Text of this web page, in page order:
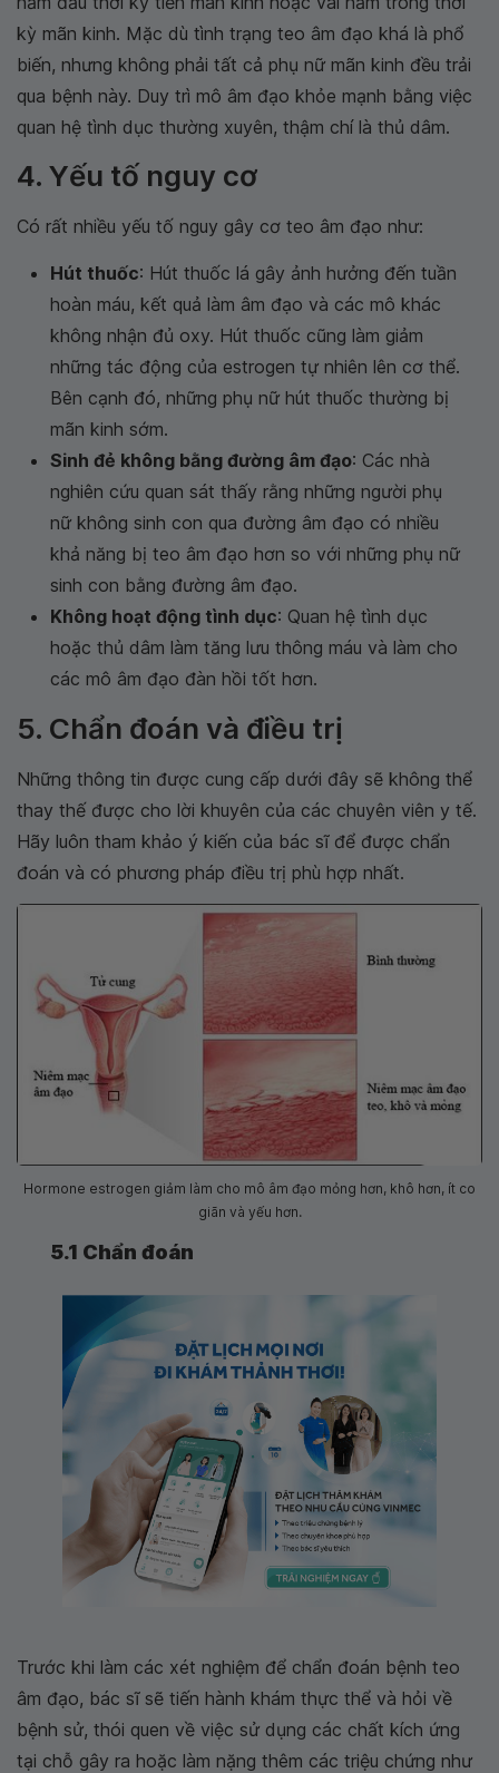
kỳ mãn kinh. Mặc dù tình trạng teo âm đạo khá là phổ
biến, nhưng không phải tất cả phụ nữ mãn kinh đều trải
qua bệnh này. Duy trì mô âm đạo khỏe mạnh bằng việc
quan hệ tình dục thường xuyên, thậm chí là thủ dâm.
4. Yếu tố nguy cơ
Có rất nhiều yếu tố nguy gây cơ teo âm đạo như:
Hút thuốc: Hút thuốc lá gây ảnh hưởng đến tuần
hoàn máu, kết quả làm âm đạo và các mô khác
không nhận đủ oxy. Hút thuốc cũng làm giảm
những tác động của estrogen tự nhiên lên cơ thể.
Bên cạnh đó, những phụ nữ hút thuốc thường bị
mãn kinh sớm.
Sinh đẻ không bằng đường âm đạo: Các nhà
nghiên cứu quan sát thấy rằng những người phụ
nữ không sinh con qua đường âm đạo có nhiều
khả năng bị teo âm đạo hơn so với những phụ nữ
sinh con bằng đường âm đạo.
Không hoạt động tình dục: Quan hệ tình dục
hoặc thủ dâm làm tăng lưu thông máu và làm cho
các mô âm đạo đàn hồi tốt hơn.
5. Chẩn đoán và điều trị
Những thông tin được cung cấp dưới đây sẽ không thể
thay thế được cho lời khuyên của các chuyên viên y tế.
Hãy luôn tham khảo ý kiến của bác sĩ để được chẩn
đoán và có phương pháp điều trị phù hợp nhất.
Hormone estrogen giảm làm cho mô âm đạo mỏng hơn, khô hơn, ít co
giãn và yếu hơn.
5.1 Chẩn đoán
Trước khi làm các xét nghiệm để chẩn đoán bệnh teo
âm đạo, bác sĩ sẽ tiến hành khám thực thể và hỏi về
bệnh sử, thói quen về việc sử dụng các chất kích ứng
tại chỗ gây ra hoặc làm nặng thêm các triệu chứng như